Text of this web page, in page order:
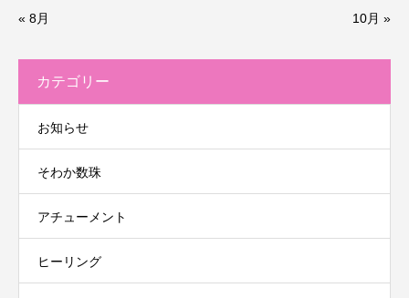
« 8月 10月 »
カテゴリー
お知らせ
そわか数珠
アチューメント
ヒーリング